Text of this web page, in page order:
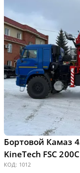
Бортовой Камаз
KineТесh FSC 200С
КОД: 1012